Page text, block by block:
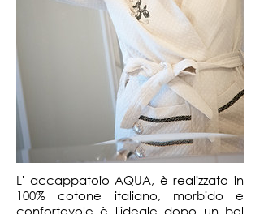
L' accappatoio AQUA, è realizzato in
100% cotone italiano, morbido e
confortevole è l'ideale dopo un bel